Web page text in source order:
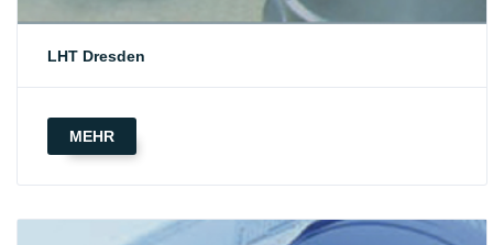
LHT Dresden
MEHR